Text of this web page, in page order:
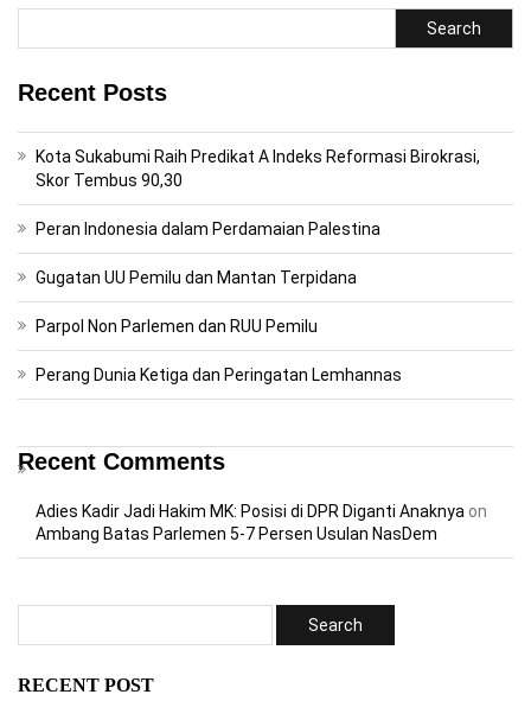
Search
Recent Posts
Kota Sukabumi Raih Predikat A Indeks Reformasi Birokrasi,
Skor Tembus 90,30
Peran Indonesia dalam Perdamaian Palestina
Gugatan UU Pemilu dan Mantan Terpidana
Parpol Non Parlemen dan RUU Pemilu
Perang Dunia Ketiga dan Peringatan Lemhannas
Recent Comments
Adies Kadir Jadi Hakim MK: Posisi di DPR Diganti Anaknya on
Ambang Batas Parlemen 5-7 Persen Usulan NasDem
RECENT POST